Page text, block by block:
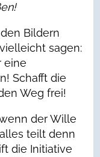
Bildern
sagen:
eine
Schafft die
Weg frei!
der Wille
teilt denn
die Initiative